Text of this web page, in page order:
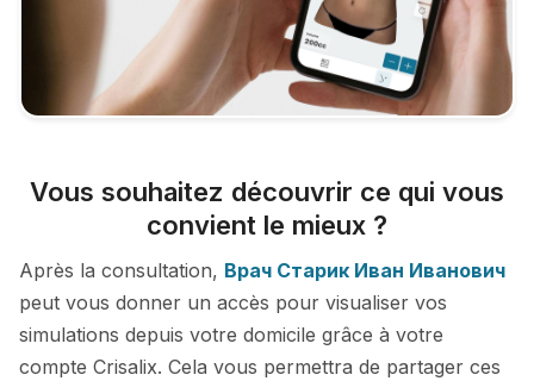
Vous souhaitez découvrir ce qui vous
convient le mieux ?
Après la consultation, Врач Старик Иван Иванович
peut vous donner un accès pour visualiser vos
simulations depuis votre domicile grâce à votre
compte Crisalix. Cela vous permettra de partager ces